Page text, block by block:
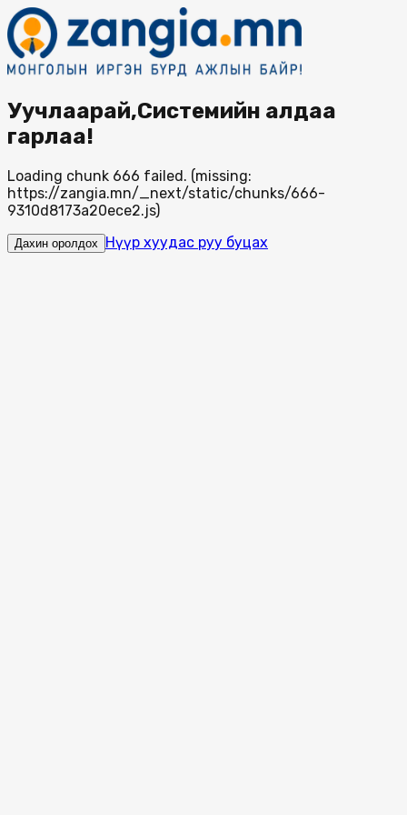
Уучлаарай,Системийн алдаа
гарлаа!
Loading chunk 666 failed. (missing:
https://zangia.mn/_next/static/chunks/666-
9310d8173a20ece2.js)
Дахин оролдох Нүүр хуудас руу буцах